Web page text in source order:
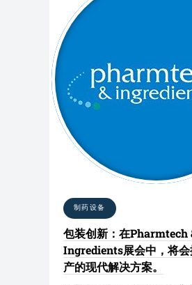
制药设备
包装创新：在Pharmtech
Ingredients展会中，将会
产的现代解决方案。